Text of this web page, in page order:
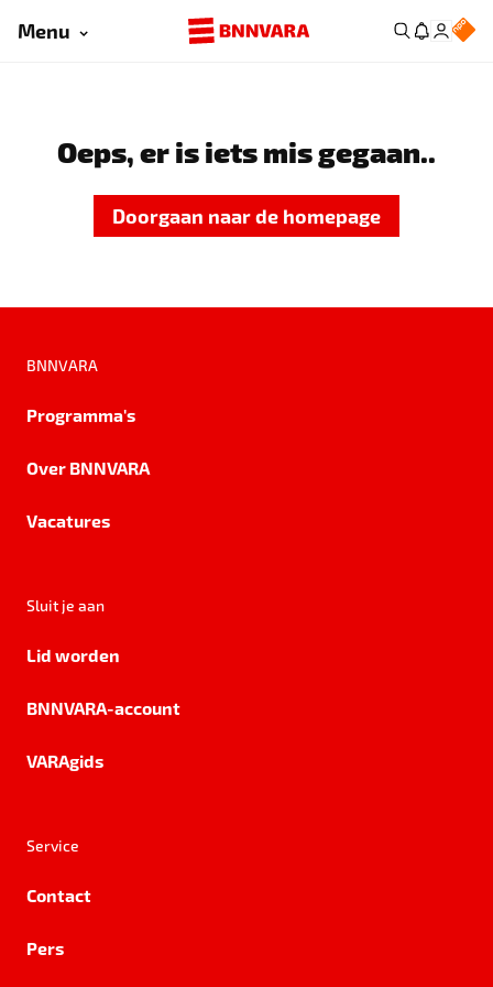
Menu
Oeps, er is iets mis gegaan..
Doorgaan naar de homepage
BNNVARA
Programma's
Over BNNVARA
Vacatures
Sluit je aan
Lid worden
BNNVARA-account
VARAgids
Service
Contact
Pers